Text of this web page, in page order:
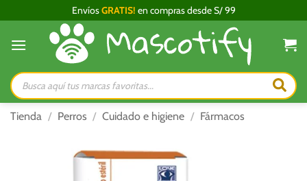
al
contenido
EnvíosGRATIS! en compras desde S/ 99
Búsqueda
de
productos
Tienda / Perros / Cuidado e higiene / Fármacos